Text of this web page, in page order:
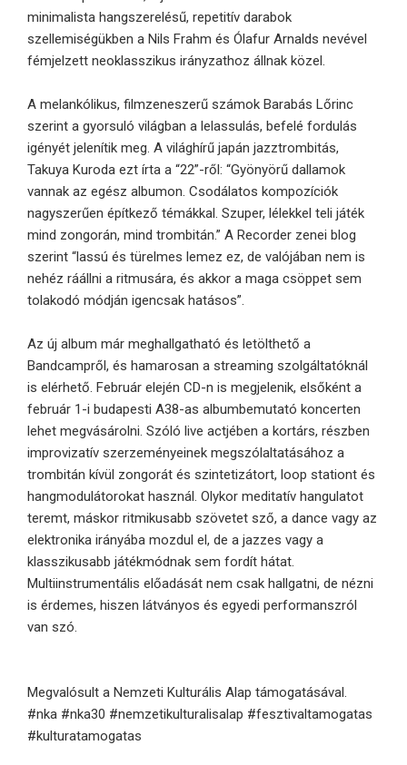
minimalista hangszerelésű, repetitív darabok
szellemiségükben a Nils Frahm és Ólafur Arnalds nevével
fémjelzett neoklasszikus irányzathoz állnak közel.
A melankólikus, filmzeneszerű számok Barabás Lőrinc
szerint a gyorsuló világban a lelassulás, befelé fordulás
igényét jelenítik meg. A világhírű japán jazztrombitás,
Takuya Kuroda ezt írta a “22”-ről: “Gyönyörű dallamok
vannak az egész albumon. Csodálatos kompozíciók
nagyszerűen építkező témákkal. Szuper, lélekkel teli játék
mind zongorán, mind trombitán.” A Recorder zenei blog
szerint “lassú és türelmes lemez ez, de valójában nem is
nehéz ráállni a ritmusára, és akkor a maga csöppet sem
tolakodó módján igencsak hatásos”.
Az új album már meghallgatható és letölthető a
Bandcampről, és hamarosan a streaming szolgáltatóknál
is elérhető. Február elején CD-n is megjelenik, elsőként a
február 1-i budapesti A38-as albumbemutató koncerten
lehet megvásárolni. Szóló live actjében a kortárs, részben
improvizatív szerzeményeinek megszólaltatásához a
trombitán kívül zongorát és szintetizátort, loop stationt és
hangmodulátorokat használ. Olykor meditatív hangulatot
teremt, máskor ritmikusabb szövetet sző, a dance vagy az
elektronika irányába mozdul el, de a jazzes vagy a
klasszikusabb játékmódnak sem fordít hátat.
Multiinstrumentális előadását nem csak hallgatni, de nézni
is érdemes, hiszen látványos és egyedi performanszról
van szó.
Megvalósult a Nemzeti Kulturális Alap támogatásával.
#nka #nka30 #nemzetikulturalisalap #fesztivaltamogatas
#kulturatamogatas